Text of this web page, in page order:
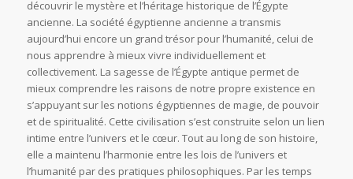
découvrir le mystère et l’héritage historique de l’Égypte
ancienne. La société égyptienne ancienne a transmis
aujourd’hui encore un grand trésor pour l’humanité, celui de
nous apprendre à mieux vivre individuellement et
collectivement. La sagesse de l’Égypte antique permet de
mieux comprendre les raisons de notre propre existence en
s’appuyant sur les notions égyptiennes de magie, de pouvoir
et de spiritualité. Cette civilisation s’est construite selon un lien
intime entre l’univers et le cœur. Tout au long de son histoire,
elle a maintenu l’harmonie entre les lois de l’univers et
l’humanité par des pratiques philosophiques. Par les temps